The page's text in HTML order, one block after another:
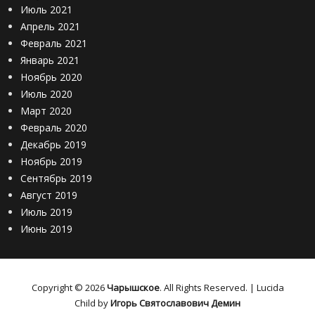
Июль 2021
Апрель 2021
Февраль 2021
Январь 2021
Ноябрь 2020
Июль 2020
Март 2020
Февраль 2020
Декабрь 2019
Ноябрь 2019
Сентябрь 2019
Август 2019
Июль 2019
Июнь 2019
Copyright © 2026Чарышское. All Rights Reserved. | Lucida
Child byИгорь Святославович Демин